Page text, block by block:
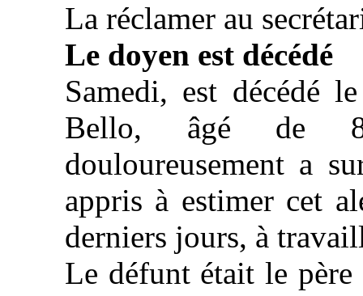
La réclamer au
Le doyen est décédé
Samedi, est décédé
Bello, âgé de
douloureusement a
appris à estimer cet
derniers jours, à
Le défunt était le